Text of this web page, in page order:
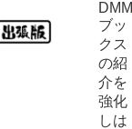
DMM
ブッ
クス
の紹
介を
強化
しは